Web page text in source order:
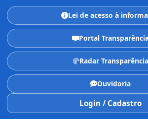
Lei de acesso à
Portal
Radar Transparência
Ouvidoria
Login / Cadastro